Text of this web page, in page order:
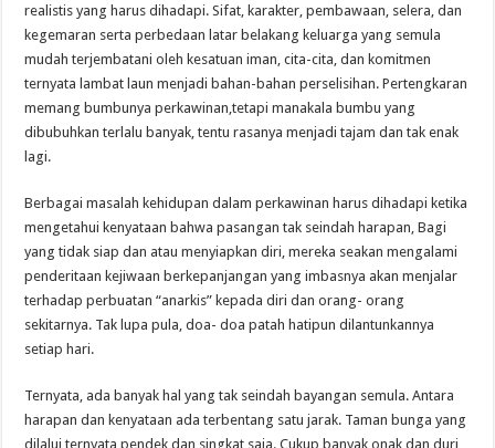
realistis yang harus dihadapi. Sifat, karakter, pembawaan, selera, dan
kegemaran serta perbedaan latar belakang keluarga yang semula
mudah terjembatani oleh kesatuan iman, cita-cita, dan komitmen
ternyata lambat laun menjadi bahan-bahan perselisihan. Pertengkaran
memang bumbunya perkawinan,tetapi manakala bumbu yang
dibubuhkan terlalu banyak, tentu rasanya menjadi tajam dan tak enak
lagi.
Berbagai masalah kehidupan dalam perkawinan harus dihadapi ketika
mengetahui kenyataan bahwa pasangan tak seindah harapan, Bagi
yang tidak siap dan atau menyiapkan diri, mereka seakan mengalami
penderitaan kejiwaan berkepanjangan yang imbasnya akan menjalar
terhadap perbuatan “anarkis” kepada diri dan orang- orang
sekitarnya. Tak lupa pula, doa- doa patah hatipun dilantunkannya
setiap hari.
Ternyata, ada banyak hal yang tak seindah bayangan semula. Antara
harapan dan kenyataan ada terbentang satu jarak. Taman bunga yang
dilalui ternyata pendek dan singkat saja. Cukup banyak onak dan duri